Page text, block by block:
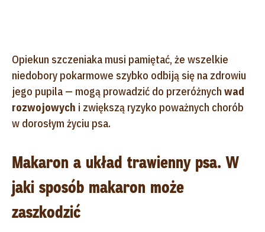
Opiekun szczeniaka musi pamiętać, że wszelkie
niedobory pokarmowe szybko odbiją się na zdrowiu
jego pupila — mogą prowadzić do przeróżnych wad
rozwojowych i zwiększą ryzyko poważnych chorób
w dorosłym życiu psa.
Makaron a układ trawienny psa. W
jaki sposób makaron może
zaszkodzić